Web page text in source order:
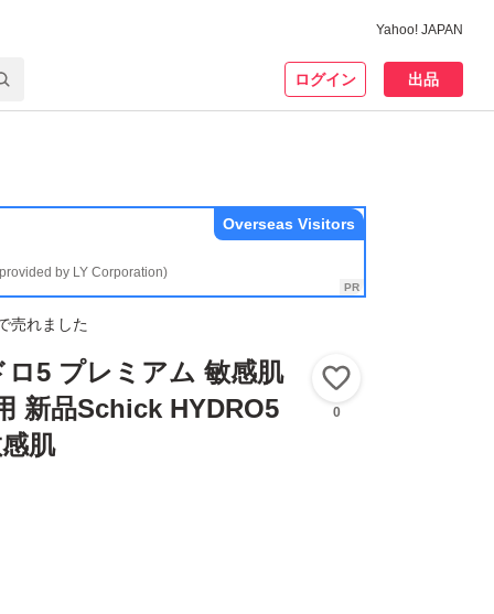
Yahoo! JAPAN
ログイン 出品
by LY Corporation)
Overseas Visitors
売れました
5 プレミアム 敏感肌
新品Schick HYDRO5
肌
0